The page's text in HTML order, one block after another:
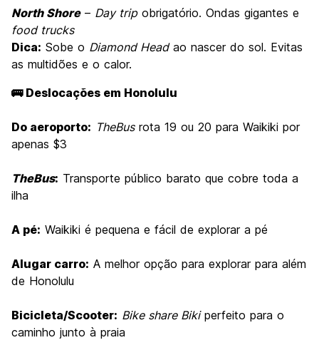
North Shore– Day tripobrigatório. Ondas gigantes e
food trucks
Dica: Sobe o Diamond Headao nascer do sol. Evitas
as multidões e o calor.
🚌 Deslocações em Honolulu
Do aeroporto: TheBusrota 19 ou 20 para Waikiki por
apenas $3
TheBus: Transporte público barato que cobre toda a
ilha
A pé: Waikiki é pequena e fácil de explorar a pé
Alugar carro: A melhor opção para explorar para além
de Honolulu
Bicicleta/Scooter: Bike share Bikiperfeito para o
caminho junto à praia